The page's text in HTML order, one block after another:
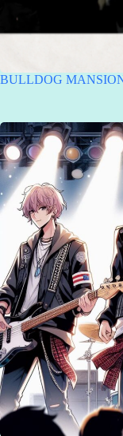
BULLDOG